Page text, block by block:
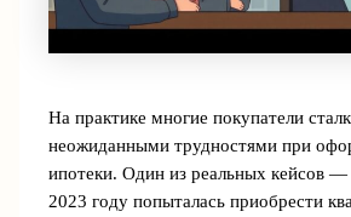
На практике многие покупатели
неожиданными трудностями при
ипотеки. Один из реальных кейсов —
2023 году попыталась приобрести